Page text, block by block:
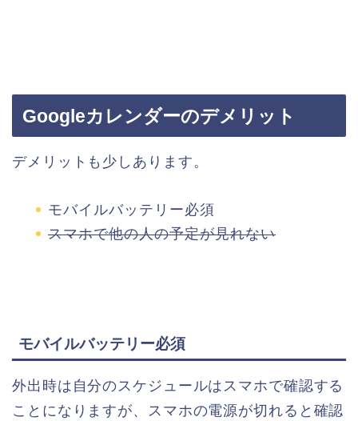
Googleカレンダーのデメリット
デメリットも少しあります。
モバイルバッテリー必須
スマホで他の人の予定が見れない
モバイルバッテリー必須
外出時は自分のスケジュールはスマホで確認する
ことになりますが、スマホの電源が切れると確認